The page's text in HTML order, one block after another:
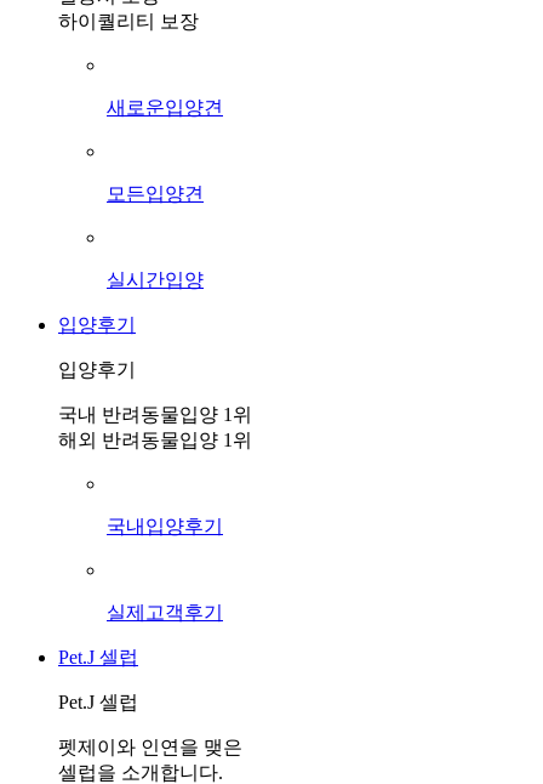
하이퀄리티 보장
새로운입양견
모든입양견
실시간입양
입양후기
입양후기
국내 반려동물입양 1위
해외 반려동물입양 1위
국내입양후기
실제고객후기
Pet.J 셀럽
Pet.J 셀럽
펫제이와 인연을 맺은
셀럽을 소개합니다.